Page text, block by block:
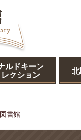
ルドキーン
レクション
北
書館